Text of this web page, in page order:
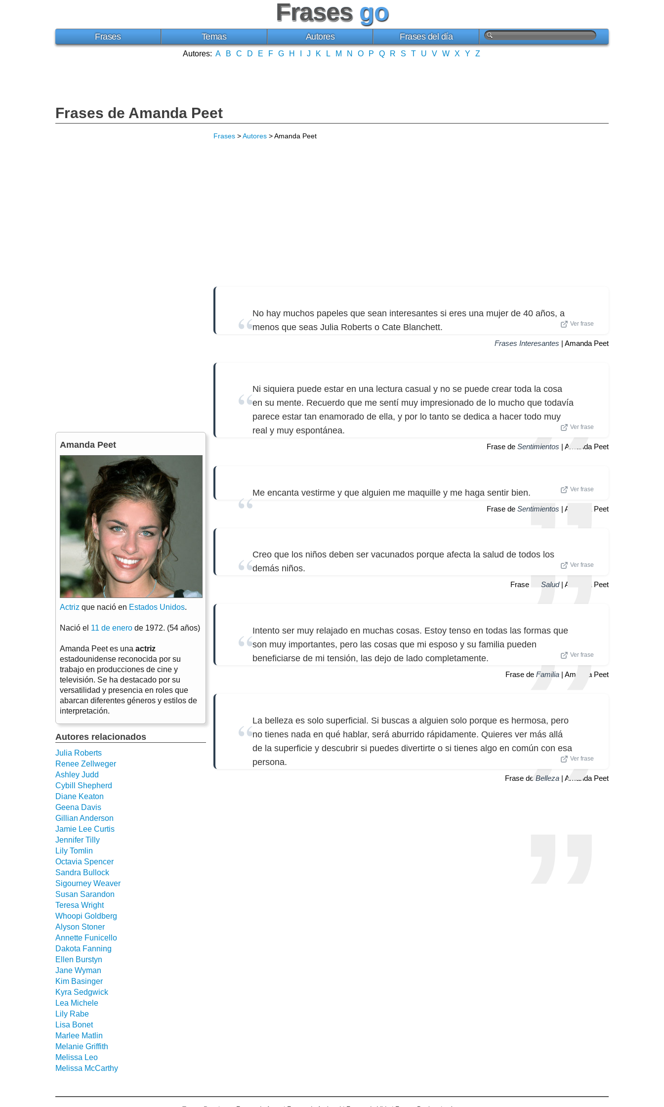
Frases go
Frases Temas Autores Frases del día
Autores: A B C D E F G H J K L M N O P Q R S T U V W X Y Z
Frases de Amanda Peet
Frases >Autores > Amanda Peet
No hay muchos papeles que sean interesantes si eres una mujer de 40 años, a
menos que seas Julia Roberts o Cate Blanchett.
Ver frase
Frases Interesantes | Amanda Peet
Ni siquiera puede estar en una lectura casual y no se puede crear toda la cosa
en su mente. Recuerdo que me sentí muy impresionado de lo mucho que todavía
parece estar tan enamorado de ella, y por lo tanto se dedica a hacer todo muy
real y muy espontánea.
Ver frase
Frase de Sentimientos | Amanda Peet
Me encanta vestirme y que alguien me maquille y me haga sentir bien. Ver frase
Frase de Sentimientos | Amanda Peet
Creo que los niños deben ser vacunados porque afecta la salud de todos los
demás niños.
Ver frase
Frase de Salud| Amanda Peet
Intento ser muy relajado en muchas cosas. Estoy tenso en todas las formas que
son muy importantes, pero las cosas que mi esposo y su familia pueden
beneficiarse de mi tensión, las dejo de lado completamente.
Ver frase
Frase de Familia | Amanda Peet
La belleza es solo superficial. Si buscas a alguien solo porque es hermosa, pero
no tienes nada en qué hablar, será aburrido rápidamente. Quieres ver más allá
de la superficie y descubrir si puedes divertirte o si tienes algo en común con esa
persona.
Ver frase
Frase de Belleza | Amanda Peet
Amanda Peet
Actriz que nació en Estados Unidos.
Nació el 11 de enero de 1972. (54 años)
Amanda Peet es una actriz
estadounidense reconocida por su
trabajo en producciones de cine y
televisión. Se ha destacado por su
versatilidad y presencia en roles que
abarcan diferentes géneros y estilos de
interpretación.
Autores relacionados
Julia Roberts
Renee Zellweger
Ashley Judd
Cybill Shepherd
Diane Keaton
Geena Davis
Gillian Anderson
Jamie Lee Curtis
Jennifer Tilly
Lily Tomlin
Octavia Spencer
Sandra Bullock
Sigourney Weaver
Susan Sarandon
Teresa Wright
Whoopi Goldberg
Alyson Stoner
Annette Funicello
Dakota Fanning
Ellen Burstyn
Jane Wyman
Kim Basinger
Kyra Sedgwick
Lea Michele
Lily Rabe
Lisa Bonet
Marlee Matlin
Melanie Griffith
Melissa Leo
Melissa McCarthy